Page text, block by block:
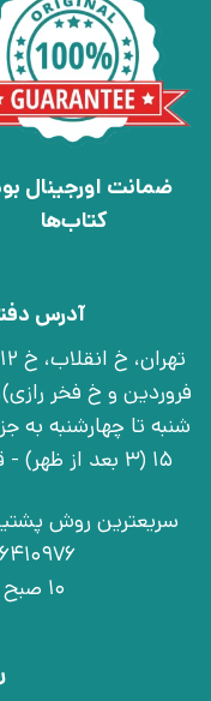
ضمانت اورجینال
کتاب‌ها
آدرس
15 (3 بعد از ظهر) - قبل از تشریف آوردن تماس بگیرید
سریعترین روش
021-66410976 | 09030925756
10 صبح الی 15 (3 بعد از ظهر)